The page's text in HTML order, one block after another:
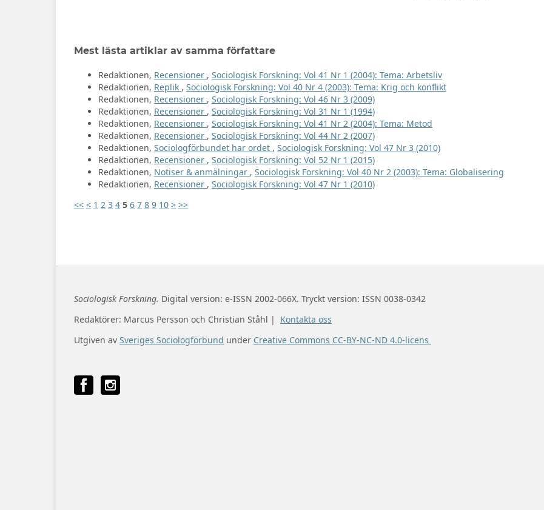
Mest lästa artiklar av samma författare
Redaktionen, Recensioner , Sociologisk Forskning: Vol 41 Nr 1 (2004): Tema: Arbetsliv
Redaktionen, Replik , Sociologisk Forskning: Vol 40 Nr 4 (2003): Tema: Krig och konflikt
Redaktionen, Recensioner , Sociologisk Forskning: Vol 46 Nr 3 (2009)
Redaktionen, Recensioner , Sociologisk Forskning: Vol 31 Nr 1 (1994)
Redaktionen, Recensioner , Sociologisk Forskning: Vol 41 Nr 2 (2004): Tema: Metod
Redaktionen, Recensioner , Sociologisk Forskning: Vol 44 Nr 2 (2007)
Redaktionen, Sociologförbundet har ordet , Sociologisk Forskning: Vol 47 Nr 3 (2010)
Redaktionen, Recensioner , Sociologisk Forskning: Vol 52 Nr 1 (2015)
Redaktionen, Notiser & anmälningar , Sociologisk Forskning: Vol 40 Nr 2 (2003): Tema: Globalisering
Redaktionen, Recensioner , Sociologisk Forskning: Vol 47 Nr 1 (2010)
<< < 1 2 3 4 5 6 7 8 9 10 > >>
Sociologisk Forskning. Digital version: e-ISSN 2002-066X. Tryckt version: ISSN 0038-0342
Redaktörer: Marcus Persson och Christian Ståhl | Kontakta oss
Utgiven av Sveriges Sociologförbund under Creative Commons CC-BY-NC-ND 4.0-licens